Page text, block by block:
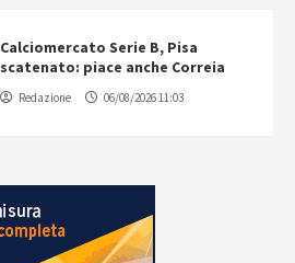
Calciomercato Serie B, Pisa
scatenato: piace anche Correia
Redazione 06/08/2026 11:03